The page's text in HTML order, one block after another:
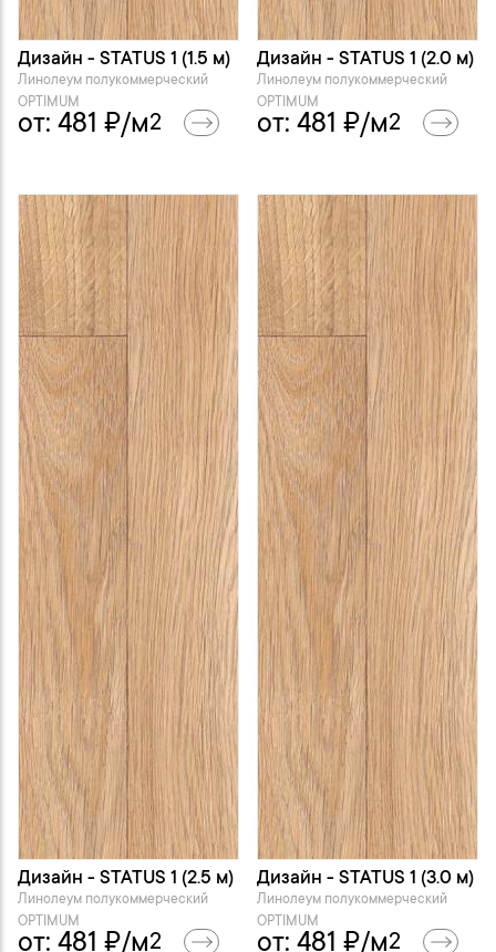
Дизайн - STATUS 1 (1.5 м)
Линолеум полукоммерческий
OPTIMUM
от: 481 ₽/м2
Дизайн - STATUS 1 (2.0 м)
Линолеум полукоммерческий
OPTIMUM
от: 481 ₽/м2
Дизайн - STATUS 1 (2.5 м)
Линолеум полукоммерческий
OPTIMUM
от: 481 ₽/м2
Дизайн - STATUS 1 (3.0 м)
Линолеум полукоммерческий
OPTIMUM
от: 481 ₽/м2